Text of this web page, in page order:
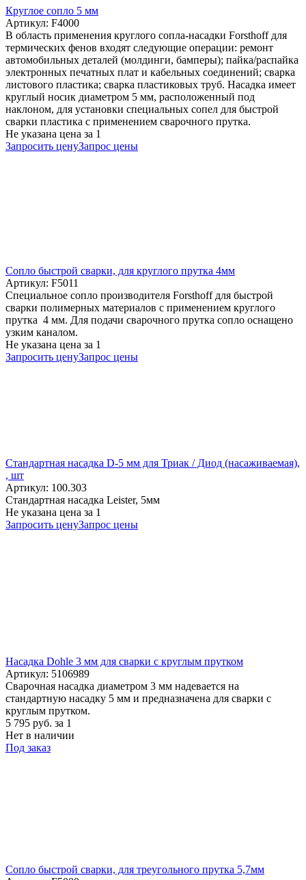
Круглое сопло 5 мм
Артикул: F4000
В область применения круглого сопла-насадки Forsthoff для
термических фенов входят следующие операции: ремонт
автомобильных деталей (молдинги, бамперы); пайка/распайка
электронных печатных плат и кабельных соединений; сварка
листового пластика; сварка пластиковых труб. Насадка имеет
круглый носик диаметром 5 мм, расположенный под
наклоном, для установки специальных сопел для быстрой
сварки пластика с применением сварочного прутка.
Не указана цена за 1
Запросить ценуЗапрос цены
Cопло быстрой сварки, для круглого прутка 4мм
Артикул: F5011
Специальное сопло производителя Forsthoff для быстрой
сварки полимерных материалов с применением круглого
прутка 4 мм. Для подачи сварочного прутка сопло оснащено
узким каналом.
Не указана цена за 1
Запросить ценуЗапрос цены
Стандартная насадка D-5 мм для Триак / Диод (насаживаемая),
, шт
Артикул: 100.303
Стандартная насадка Leister, 5мм
Не указана цена за 1
Запросить ценуЗапрос цены
Насадка Dohle 3 мм для сварки с круглым прутком
Артикул: 5106989
Сварочная насадка диаметром 3 мм надевается на
стандартную насадку 5 мм и предназначена для сварки с
круглым прутком.
5 795 руб. за 1
Нет в наличии
Под заказ
Cопло быстрой сварки, для треугольного прутка 5,7мм